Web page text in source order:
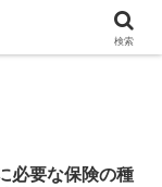
get🍵
必要な保険の種
検索